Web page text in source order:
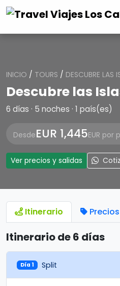
INICIO / TOURS / DESCUBRE LAS
Descubre las
6 días · 5 noches · 1 país(es)
DesdeEUR 1,445EUR por
Ver precios y salidas
Itinerario Precios
Itinerario de 6 días
Día 1 Split